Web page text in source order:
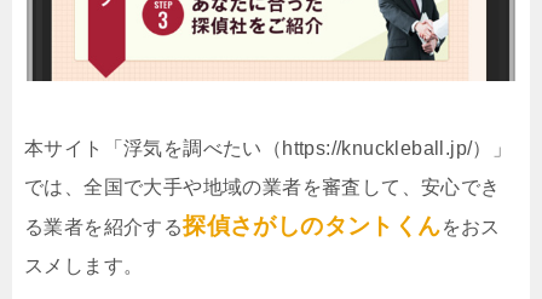
本サイト「浮気を調べたい（https://knuckleball.jp/）」
では、全国で大手や地域の業者を審査して、安心でき
る業者を紹介する探偵さがしのタントくんをおス
スメします。